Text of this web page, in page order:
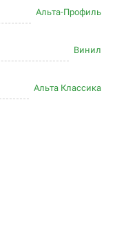
Альта-Профиль
Винил
Альта Классика